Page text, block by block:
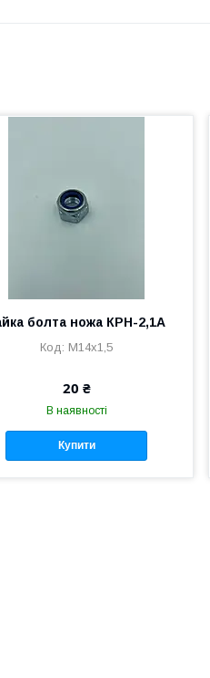
болта ножа КРН-2,1А
М14х1,5
20 ₴
В наявності
Купити